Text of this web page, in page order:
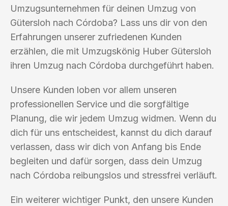
Umzugsunternehmen für deinen Umzug von
Gütersloh nach Córdoba? Lass uns dir von den
Erfahrungen unserer zufriedenen Kunden
erzählen, die mit Umzugskönig Huber Gütersloh
ihren Umzug nach Córdoba durchgeführt haben.
Unsere Kunden loben vor allem unseren
professionellen Service und die sorgfältige
Planung, die wir jedem Umzug widmen. Wenn du
dich für uns entscheidest, kannst du dich darauf
verlassen, dass wir dich von Anfang bis Ende
begleiten und dafür sorgen, dass dein Umzug
nach Córdoba reibungslos und stressfrei verläuft.
Ein weiterer wichtiger Punkt, den unsere Kunden